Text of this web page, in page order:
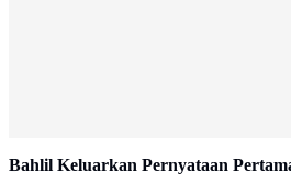
Bahlil Keluarkan Pernyataan